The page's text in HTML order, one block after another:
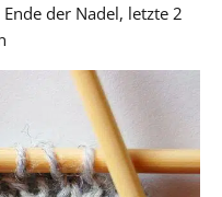
der Nadel, letzte 2